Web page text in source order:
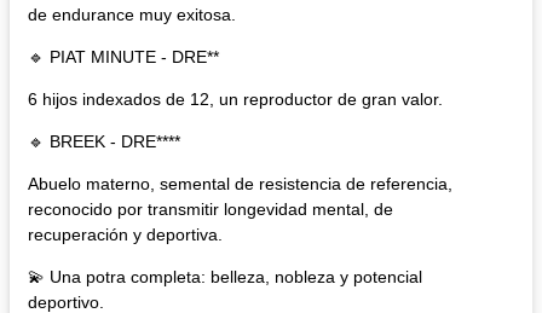
de endurance muy exitosa.
🔹 PIAT MINUTE - DRE**
6 hijos indexados de 12, un reproductor de gran valor.
🔹 BREEK - DRE****
Abuelo materno, semental de resistencia de referencia,
reconocido por transmitir longevidad mental, de
recuperación y deportiva.
💫 Una potra completa: belleza, nobleza y potencial
deportivo.